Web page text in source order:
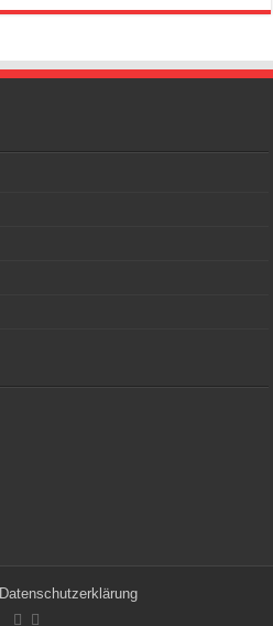
Datenschutzerklärung